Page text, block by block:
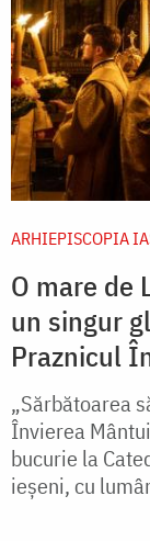
ARHIEPISCOPIA
O mare de
un singur
Praznicul
„Sărbătoarea
Învierea
bucurie la
ieșeni, cu